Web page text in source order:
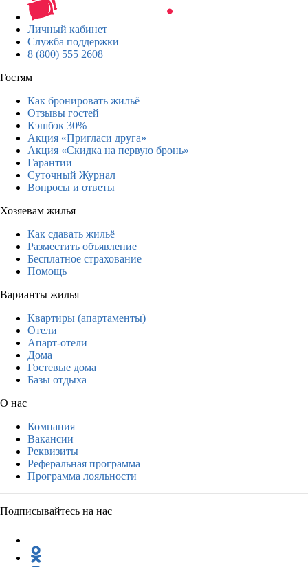
Личный кабинет
Служба поддержки
8 (800) 555 2608
Гостям
Как бронировать жильё
Отзывы гостей
Кэшбэк 30%
Акция «Пригласи друга»
Акция «Скидка на первую бронь»
Гарантии
Суточный Журнал
Вопросы и ответы
Хозяевам жилья
Как сдавать жильё
Разместить объявление
Бесплатное страхование
Помощь
Варианты жилья
Квартиры (апартаменты)
Отели
Апарт-отели
Дома
Гостевые дома
Базы отдыха
О нас
Компания
Вакансии
Реквизиты
Реферальная программа
Программа лояльности
Подписывайтесь на нас